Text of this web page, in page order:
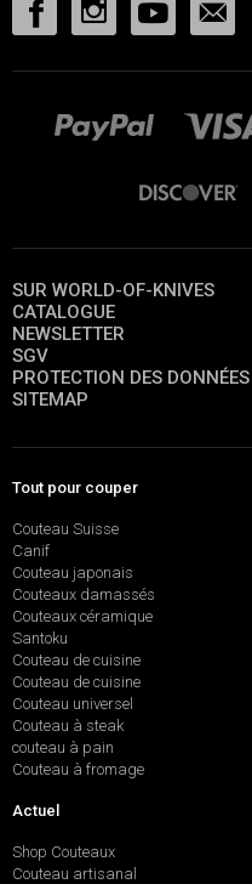
SUR WORLD-OF-KNIVES
CATALOGUE
NEWSLETTER
SGV
PROTECTION DES
SITEMAP
Tout pour couper
Couteau Suisse
Canif
Couteau japonais
Couteaux damassés
Couteaux céramique
Santoku
Couteau de cuisine
Couteau de cuisine
Couteau universel
Couteau à steak
couteau à pain
Couteau à fromage
Actuel
Shop Couteaux
Couteau artisanal